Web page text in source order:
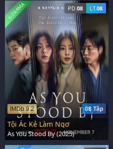
PD. 08 LT.08
08 Tập
IMDb 9.2
K-DRAMA
Tội Ác Kẻ Làm Ngơ
As You Stood By (2025)